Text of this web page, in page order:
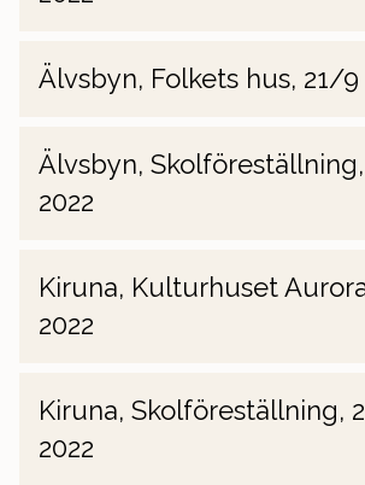
Älvsbyn, Folkets hus, 21/9
Älvsbyn,
2022
Kiruna, Kulturhuset
2022
Kiruna, Skolföreställning,
2022